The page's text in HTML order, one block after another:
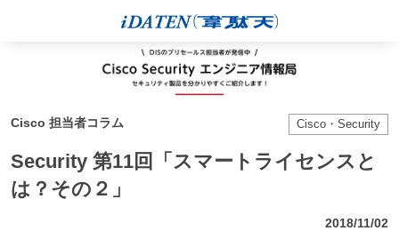
Cisco 担当者コラム Cisco・Security
Security 第11回「スマートライセンスと
は？その２」
2018/11/02